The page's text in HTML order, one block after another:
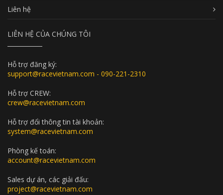
Liên hệ
LIÊN HỆ CỦA CHÚNG TÔI
Hỗ trợ đăng ký:
support@racevietnam.com - 090-221-2310
Hỗ trợ CREW:
crew@racevietnam.com
Hỗ trợ đổi thông tin tài khoản:
system@racevietnam.com
Phòng kế toán:
account@racevietnam.com
Sales dự án, các giải đấu:
project@racevietnam.com